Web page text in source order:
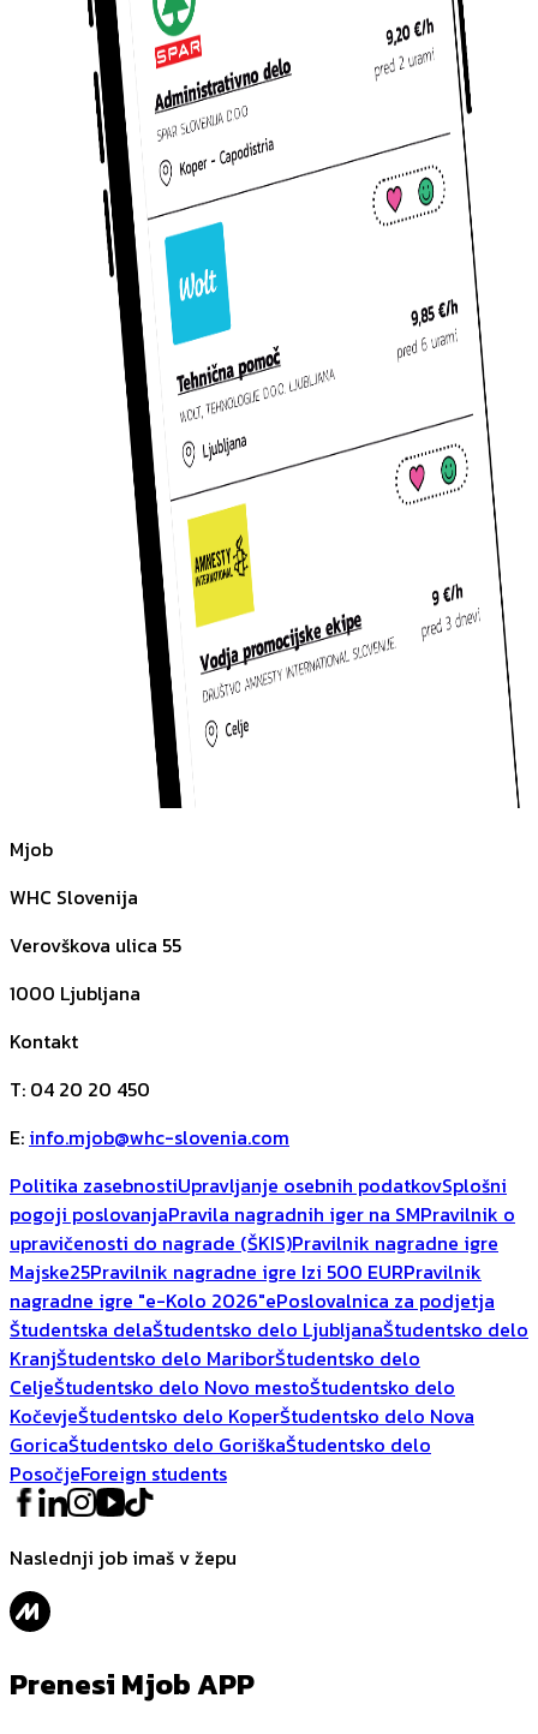
Mjob
WHC Slovenija
Verovškova ulica 55
1000 Ljubljana
Kontakt
T: 04 20 20 450
E: info.mjob@whc-slovenia.com
Politika zasebnostiUpravljanje osebnih podatkovSplošni
pogoji poslovanjaPravila nagradnih iger na SMPravilnik o
upravičenosti do nagrade (ŠKIS)Pravilnik nagradne igre
Majske25Pravilnik nagradne igre Izi 500 EURPravilnik
nagradne igre "e-Kolo 2026"ePoslovalnica za podjetja
Študentska delaŠtudentsko delo LjubljanaŠtudentsko delo
KranjŠtudentsko delo MariborŠtudentsko delo
CeljeŠtudentsko delo Novo mestoŠtudentsko delo
KočevjeŠtudentsko delo KoperŠtudentsko delo Nova
GoricaŠtudentsko delo GoriškaŠtudentsko delo
PosočjeForeign students
Naslednji job imaš v žepu
Prenesi Mjob APP